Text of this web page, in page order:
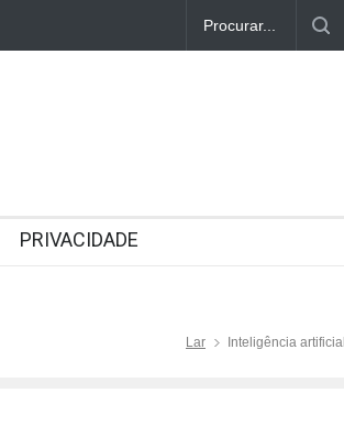
PRIVACIDADE
Lar Inteligência artificial